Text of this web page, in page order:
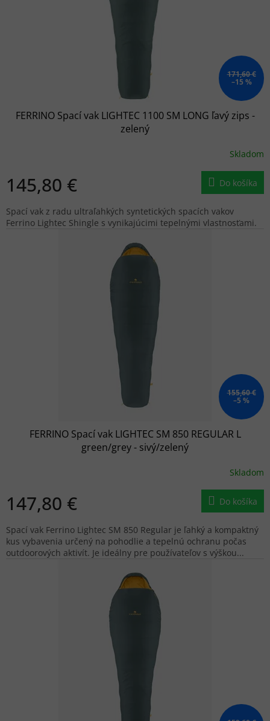
171,60 €
–15 %
FERRINO Spací vak LIGHTEC 1100 SM LONG ľavý zips -
zelený
Skladom
145,80 € Do košíka
Spací vak z radu ultraľahkých syntetických spacích vakov
Ferrino Lightec Shingle s vynikajúcimi tepelnými vlastnosťami.
155,60 €
–5 %
FERRINO Spací vak LIGHTEC SM 850 REGULAR L
green/grey - sivý/zelený
Skladom
147,80 € Do košíka
Spací vak Ferrino Lightec SM 850 Regular je ľahký a kompaktný
kus vybavenia určený na pohodlie a tepelnú ochranu počas
outdoorových aktivít. Je ideálny pre používateľov s výškou...